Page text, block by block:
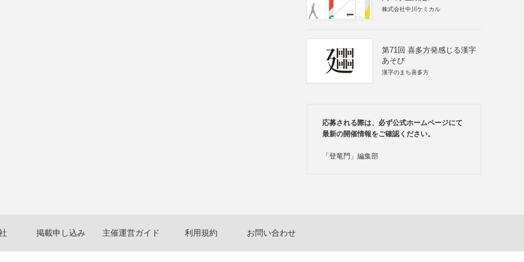
株式会社中川ケミカル
第71回 喜多方発感じる漢字
あそび
漢字のまち喜多方
応募される際は、必ず公式ホームページにて
最新の開催情報をご確認ください。
「登竜門」編集部
掲載申し込み 主催運営ガイド 利用規約 お問い合わせ